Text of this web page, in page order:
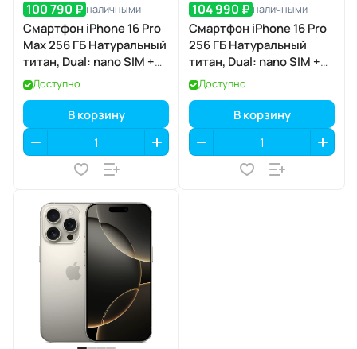
100 790 ₽ наличными
Смартфон iPhone 16 Pro
Max 256 ГБ Натуральный
титан, Dual: nano SIM +
eSIM
Доступно
В корзину
104 990 ₽ наличными
Смартфон iPhone 16 Pro
256 ГБ Натуральный
титан, Dual: nano SIM +
eSIM
Доступно
В корзину